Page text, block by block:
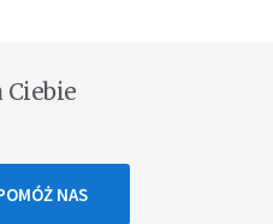
Ciebie
NAS